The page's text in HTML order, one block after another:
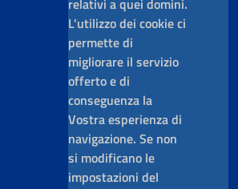
relativi a quei domini.
L'utilizzo dei cookie ci
permette di
migliorare il servizio
offerto e di
conseguenza la
Vostra esperienza di
navigazione. Se non
si modificano le
impostazioni del